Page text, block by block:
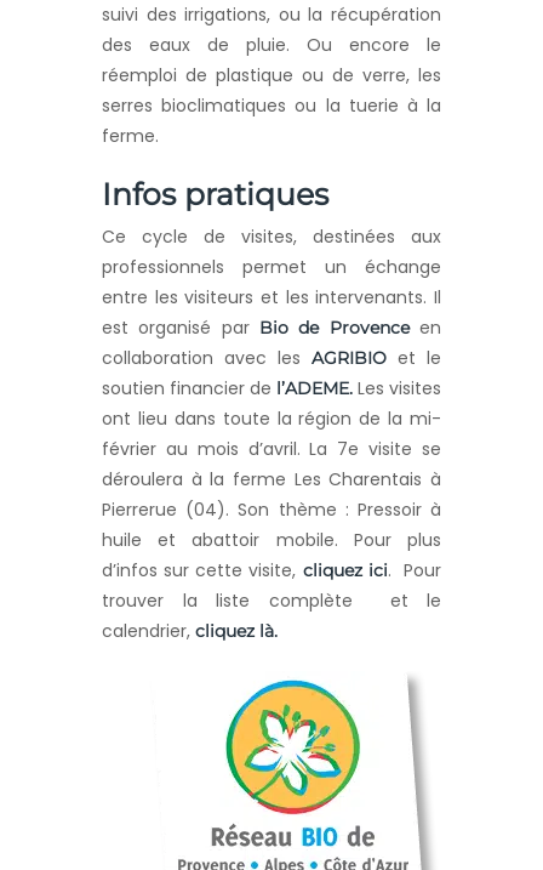
suivi des irrigations, ou la récupération
des eaux de pluie. Ou encore le
réemploi de plastique ou de verre, les
serres bioclimatiques ou la tuerie à la
ferme.
Infos pratiques
Ce cycle de visites, destinées aux
professionnels permet un échange
entre les visiteurs et les intervenants. Il
est organisé par Bio de Provenceen
collaboration avec les AGRIBIO et le
soutien financier de l’ADEME. Les visites
ont lieu dans toute la région de la mi-
février au mois d’avril. La 7e visite se
déroulera à la ferme Les Charentais à
Pierrerue (04). Son thème : Pressoir à
huile et abattoir mobile. Pour plus
d’infos sur cette visite, cliquez ici. Pour
trouver la liste complète et le
calendrier, cliquez là.